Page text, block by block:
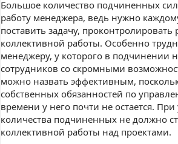
Большое количество подчиненных
работу менеджера, ведь нужно
поставить задачу, проконтролировать
коллективной работы. Особенно
менеджеру, у которого в подчинении
сотрудников со скромными
можно назвать эффективным,
собственных обязанностей по
времени у него почти не остается.
количества подчиненных не должно
коллективной работы над проектами.